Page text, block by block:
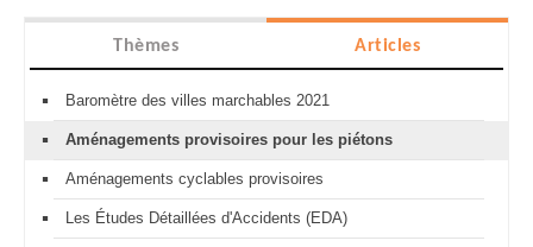
Thèmes Articles
Baromètre des villes marchables 2021
Aménagements provisoires pour les piétons
Aménagements cyclables provisoires
Les Études Détaillées d'Accidents (EDA)